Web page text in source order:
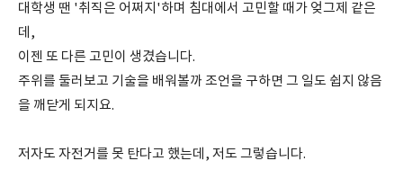
대학생 땐 '취직은 어쩌지'하며 침대에서 고민할 때가 엊그제 같은
데,
이젠 또 다른 고민이 생겼습니다.
주위를 둘러보고 기술을 배워볼까 조언을 구하면 그 일도 쉽지 않음
을 깨닫게 되지요.
저자도 자전거를 못 탄다고 했는데, 저도 그렇습니다.